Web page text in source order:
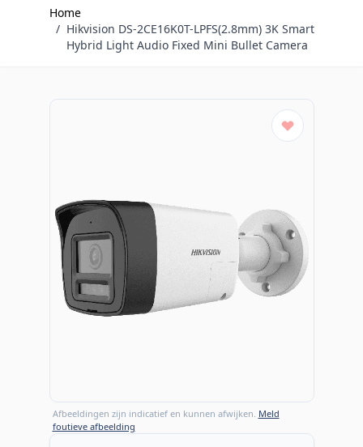
Home
/ Hikvision DS-2CE16K0T-LPFS(2.8mm) 3K Smart
Hybrid Light Audio Fixed Mini Bullet Camera
Afbeeldingen zijn indicatief en kunnen afwijken. Meld
foutieve afbeelding